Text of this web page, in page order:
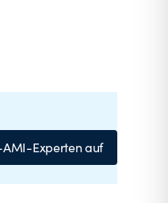
AMI-Experten auf